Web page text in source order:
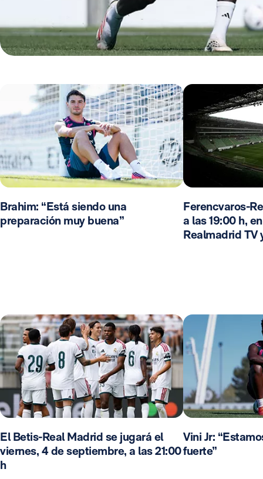
Brahim: “Está siendo una
preparación muy buena”
Ferencvaros-
a las 19:00 h,
Realmadrid TV
El Betis-Real Madrid se jugará el
viernes, 4 de septiembre, a las 21:00
h
Vini Jr:
fuerte”